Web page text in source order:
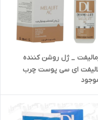
_ ژل روشن کننده
ای سی پوست چرب